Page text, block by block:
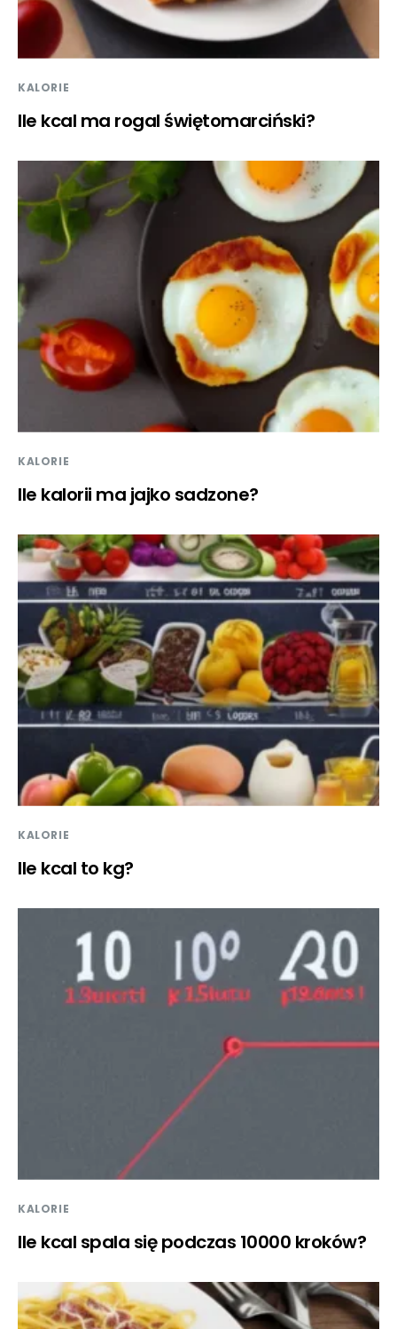
KALORIE
Ile kcal ma rogal świętomarciński?
KALORIE
Ile kalorii ma jajko sadzone?
KALORIE
Ile kcal to kg?
KALORIE
Ile kcal spala się podczas 10000 kroków?